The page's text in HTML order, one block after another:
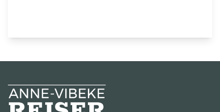
Anne-Vibeke Rejser